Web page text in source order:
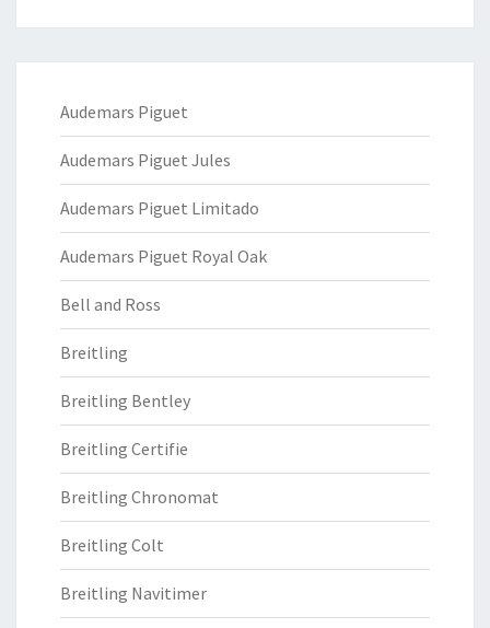
Audemars Piguet
Audemars Piguet Jules
Audemars Piguet Limitado
Audemars Piguet Royal Oak
Bell and Ross
Breitling
Breitling Bentley
Breitling Certifie
Breitling Chronomat
Breitling Colt
Breitling Navitimer